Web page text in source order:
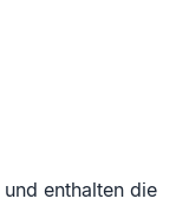
enthalten die